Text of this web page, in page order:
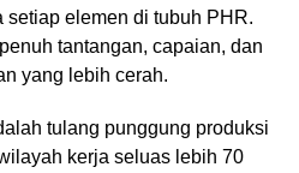
setiap elemen di tubuh PHR.
tantangan, capaian, dan
yang lebih cerah.
tulang punggung produksi
kerja seluas lebih 70